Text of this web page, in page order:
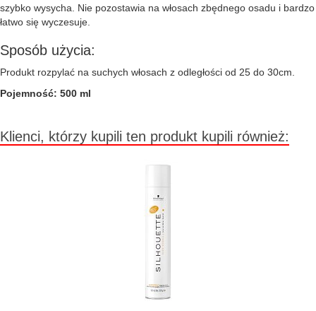
szybko wysycha. Nie pozostawia na włosach zbędnego osadu i bardzo
łatwo się wyczesuje.
Sposób użycia:
Produkt rozpylać na suchych włosach z odległości od 25 do 30cm.
Pojemność: 500 ml
Klienci, którzy kupili ten produkt kupili również: